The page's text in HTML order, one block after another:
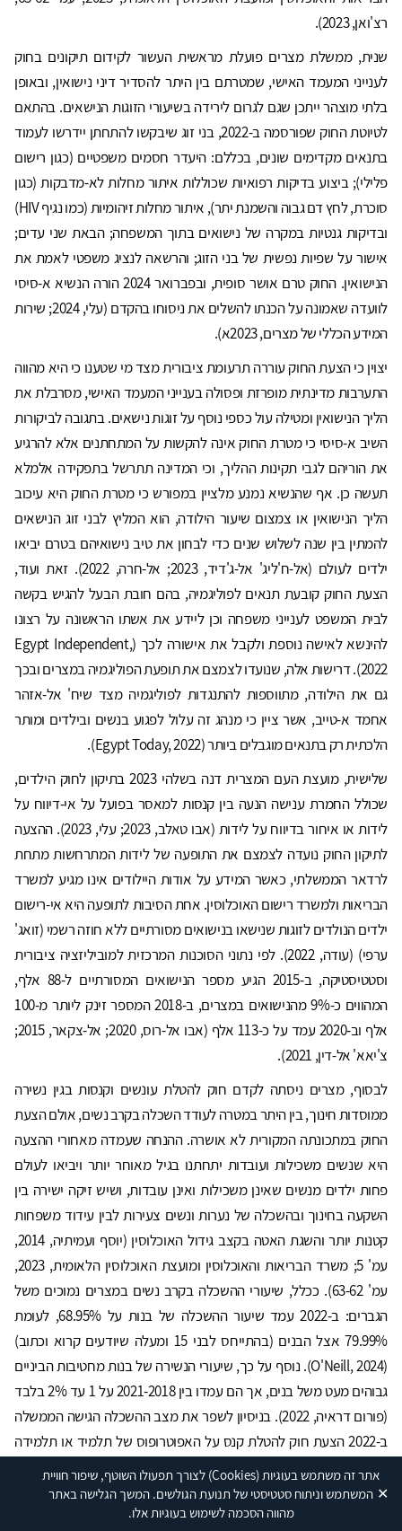
אתר זה משתמש בעוגיות(Cookies) לצורך תפעולו השוטף, שיפור חוויית
המשתמש וניתוח סטטיסטי של תנועת הגולשים. המשך הגלישה באתר
מהווה הסכמה לשימוש בעוגיות אלו.
✕
רצ'ואן, 2023).
שנית, ממשלת מצרים פועלת מראשית העשור לקידום תיקונים בחוק
לענייני המעמד האישי, שמטרתם בין היתר להסדיר דיני נישואין, ובאופן
בלתי מוצהר ייתכן שגם לגרום לירידה בשיעורי הזוגות הנישאים. בהתאם
לטיוטת החוק שפורסמה ב-2022, בני זוג שיבקשו להתחתן יידרשו לעמוד
בתנאים מקדימים שונים, בכללם: היעדר חסמים משפטיים (כגון רישום
פלילי); ביצוע בדיקות רפואיות שכוללות איתור מחלות לא-מדבקות (כגון
סוכרת, לחץ דם גבוה והשמנת יתר), איתור מחלות זיהומיות (כמו נגיף HIV)
ובדיקות גנטיות במקרה של נישואים בתוך המשפחה; הבאת שני עדים;
אישור על שפיות נפשית של בני הזוג; והרשאה לנציג משפטי לאמת את
הנישואין. החוק טרם אושר סופית, ובפברואר 2024 הורה הנשיא א-סיסי
לוועדה שאמונה על הכנתו להשלים את ניסוחו בהקדם (עלי, 2024; שירות
המידע הכללי של מצרים, 2023א).
יצוין כי הצעת החוק עוררה תרעומת ציבורית מצד מי שטענו כי היא מהווה
התערבות מדינתית מופרזת ופסולה בענייני המעמד האישי, מסרבלת את
הליך הנישואין ומטילה עול כספי נוסף על זוגות נישאים. בתגובה לביקורות
השיב א-סיסי כי מטרת החוק אינה להקשות על המתחתנים אלא להרגיע
את הוריהם לגבי תקינות ההליך, וכי המדינה תתרשל בתפקידה אלמלא
תעשה כן. אף שהנשיא נמנע מלציין במפורש כי מטרת החוק היא עיכוב
הליך הנישואין או צמצום שיעור הילודה, הוא המליץ לבני זוג הנישאים
להמתין בין שנה לשלוש שנים כדי לבחון את טיב נישואיהם בטרם יביאו
ילדים לעולם (אל-ח'ליג' אל-ג'דיד, 2023; אל-חרה, 2022). זאת ועוד,
הצעת החוק קובעת תנאים לפוליגמיה, בהם חובת הבעל להגיש בקשה
לבית המשפט לענייני משפחה וכן ליידע את אשתו הראשונה על רצונו
להינשא לאישה נוספת ולקבל את אישורה לכך (Egypt Independent,
2022). דרישות אלה, שנועדו לצמצם את תופעת הפוליגמיה במצרים ובכך
גם את הילודה, מתווספות להתנגדות לפוליגמיה מצד שיח' אל-אזהר
אחמד א-טייב, אשר ציין כי מנהג זה עלול לפגוע בנשים ובילדים ומותר
הלכתית רק בתנאים מוגבלים ביותר (Egypt Today, 2022).
שלישית, מועצת העם המצרית דנה בשלהי 2023 בתיקון לחוק הילדים,
שכולל החמרת ענישה הנעה בין קנסות למאסר בפועל על אי-דיווח על
לידות או איחור בדיווח על לידות (אבו טאלב, 2023; עלי, 2023). ההצעה
לתיקון החוק נועדה לצמצם את התופעה של לידות המתרחשות מתחת
לרדאר הממשלתי, כאשר המידע על אודות היילודים אינו מגיע למשרד
הבריאות ולמשרד רישום האוכלוסין. אחת הסיבות לתופעה היא אי-רישום
ילדים הנולדים לזוגות שנישאו בנישואים מסורתיים ללא חוזה רשמי (זואג'
ערפי) (עודה, 2022). לפי נתוני הסוכנות המרכזית למוביליזציה ציבורית
וסטטיסטיקה, ב-2015 הגיע מספר הנישואים המסורתיים ל-88 אלף,
המהווים כ-9% מהנישואים במצרים, ב-2018 המספר זינק ליותר מ-100
אלף וב-2020 עמד על כ-113 אלף (אבו אל-רוס, 2020; אל-צקאר, 2015;
צ'יאא' אל-דין, 2021).
לבסוף, מצרים ניסתה לקדם חוק להטלת עונשים וקנסות בגין נשירה
ממוסדות חינוך, בין היתר במטרה לעודד השכלה בקרב נשים, אולם הצעת
החוק במתכונתה המקורית לא אושרה. ההנחה שעמדה מאחורי ההצעה
היא שנשים משכילות ועובדות יתחתנו בגיל מאוחר יותר ויביאו לעולם
פחות ילדים מנשים שאינן משכילות ואינן עובדות, ושיש זיקה ישירה בין
השקעה בחינוך ובהשכלה של נערות ונשים צעירות לבין עידוד משפחות
קטנות יותר והשגת האטה בקצב גידול האוכלוסין (יוסף ועמיתיה, 2014,
עמ' 5; משרד הבריאות והאוכלוסין ומועצת האוכלוסין הלאומית, 2023,
עמ' 63-62). ככלל, שיעורי ההשכלה בקרב נשים במצרים נמוכים משל
הגברים: ב-2022 עמד שיעור ההשכלה של בנות על 68.95%, לעומת
79.99% אצל הבנים (בהתייחס לבני 15 ומעלה שיודעים קרוא וכתוב)
(O'Neill, 2024). נוסף על כך, שיעורי הנשירה של בנות מחטיבות הביניים
גבוהים מעט משל בנים, אך הם עמדו בין 2021-2018 על 1 עד 2% בלבד
(פורום דראיה, 2022). בניסיון לשפר את מצב ההשכלה הגישה הממשלה
ב-2022 הצעת חוק להטלת קנס על האפוטרופוס של תלמיד או תלמידה
שנעדרו מבית הספר באופן קבוע ללא סיבה מוצדקת, אך זו נדחתה בסופו
של דבר בנימוק שתהווה נטל כלכלי מוגזם על משפחות שאינן מסוגלות
לעמוד בהוצאות על חינוך, לרבות ביגוד, כלי כתיבה וספרים (סלאמה,